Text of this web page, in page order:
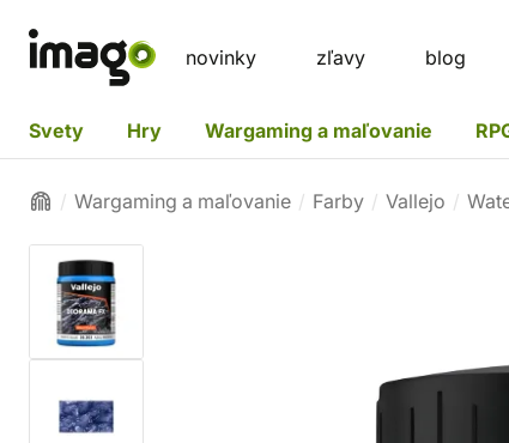
novinky zľavy blog
Svety Hry Wargaming a maľovanie
Wargaming a maľovanie Farby Vallejo